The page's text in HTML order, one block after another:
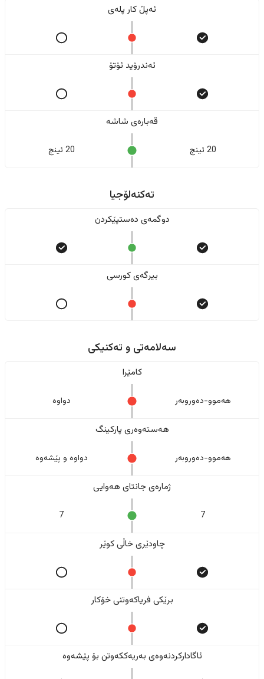
ئەپڵ کار پلەی
ئەندرۆید ئۆتۆ
قەبارەی شاشە
20 ئینج 20 ئینج
تەکنەلۆجیا
دوگمەی دەستپێکردن
بیرگەی کورسی
سەلامەتی و تەکنیکی
کامێرا
هەموو-دەوروبەر دواوە
هەستەوەری پارکینگ
هەموو-دەوروبەر دواوە و پێشەوە
ژمارەی جانتای هەوایی
7
7
چاودێری خاڵی کوێر
برێکی فریاکەوتنی خۆکار
ئاگادارکردنەوەی بەریەککەوتن بۆ پێشەوە